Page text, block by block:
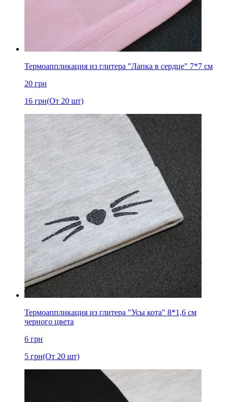
Термоаппликация из глитера "Лапка в сердце" 7*7 см
20 грн
16 грн(От 20 шт)
Термоаппликация из глитера "Усы кота" 8*1,6 см
черного цвета
6 грн
5 грн(От 20 шт)